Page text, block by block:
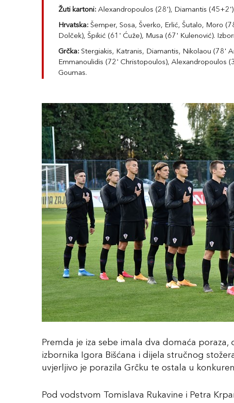
Žuti kartoni: Alexandropoulos (28'), Diamantis (45+2')
Hrvatska: Šemper, Sosa, Šverko, Erlić, Šutalo, Moro
Dolček), Špikić (61' Ćuže), Musa (67' Kulenović).
Grčka: Stergiakis, Katranis, Diamantis, Nikolaou (78'
Emmanoulidis (72' Christopoulos), Alexandropoulos
Goumas.
Premda je iza sebe imala dva domaća poraza,
izbornika Igora Bišćana i dijela stručnog
uvjerljivo je porazila Grčku te ostala u
Pod vodstvom Tomislava Rukavine i Petra